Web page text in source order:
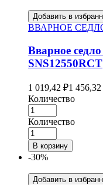
Добавить в
ВВАРНОЕ
Вварное
SNS12550RCT
1 019,42 ₽1 456,32
Количество
Количество
В корзину
-30%
Добавить в